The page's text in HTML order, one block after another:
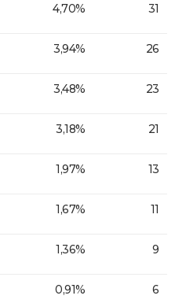
4,70% 31
3,94% 26
3,48% 23
3,18% 21
1,97% 13
1,67% 11
1,36% 9
0,91% 6